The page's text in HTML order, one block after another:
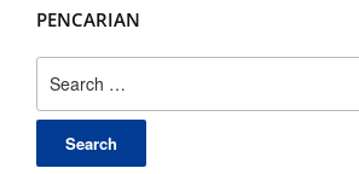
PENCARIAN
for: